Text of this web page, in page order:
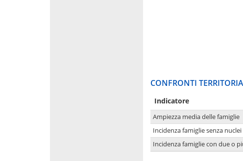
CONFRONTI
Indicatore
Ampiezza media delle famiglie
Incidenza famiglie senza nuclei
Incidenza famiglie con due o